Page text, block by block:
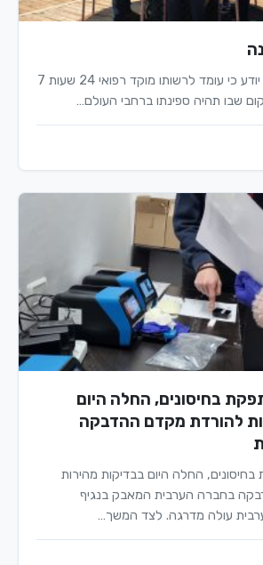
כל קפטן של ספינה יודע כי עומד לרשותו מוקד רפואי 24 שעות 7
שבו תהיה ספינתו ברחבי העולם…
בחיסונים, החלה היום
להורדת מקדם ההדבקה
החלה היום בבדיקות מהירות
בחברה הערבית המאבק בנגיף
עולה מדרגה. לצד המשך…